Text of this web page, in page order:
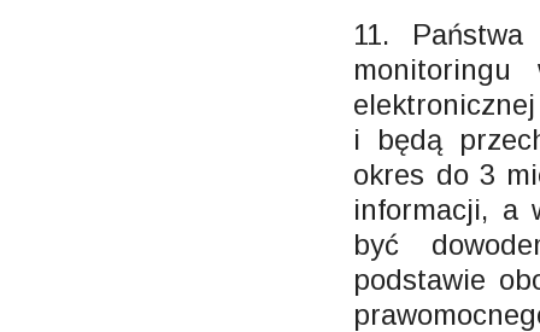
11.
monitoringu
i będą
okres do 3
informacji, a
być
podstawie